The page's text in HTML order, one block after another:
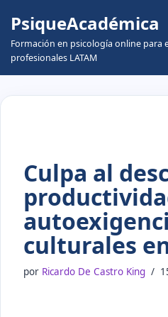
Skip
to
content
PsiqueAcadémica
Formación en psicología online para
profesionales LATAM
Culpa al
culturales
por Ricardo De Castro King